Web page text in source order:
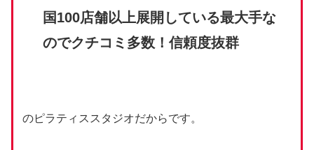
国100店舗以上展開している最大手な
のでクチコミ多数！信頼度抜群
のピラティススタジオだからです。